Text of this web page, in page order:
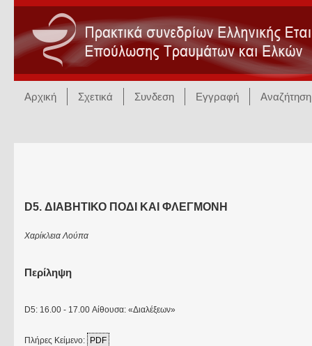
Αρχική Σχετικά Συνδεση Εγγραφή Αναζήτηση
D5. ΔΙΑΒΗΤΙΚΟ ΠΟΔΙ ΚΑΙ ΦΛΕΓΜΟΝΗ
Χαρίκλεια Λούπα
Περίληψη
D5: 16.00 - 17.00 Αίθουσα: «Διαλέξεων»
Πλήρες Κείμενο: PDF